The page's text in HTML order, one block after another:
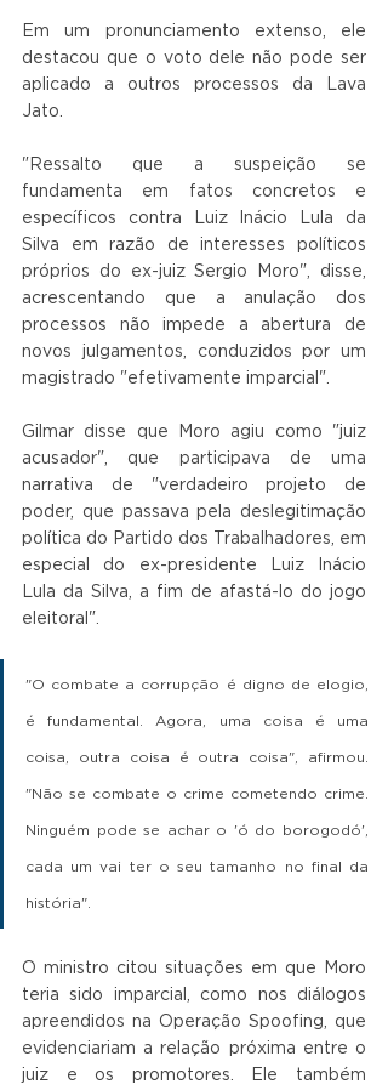
Em um pronunciamento extenso, ele
destacou que o voto dele não pode ser
aplicado a outros processos da Lava
Jato.
"Ressalto que a suspeição se
fundamenta em fatos concretos e
específicos contra Luiz Inácio Lula da
Silva em razão de interesses políticos
próprios do ex-juiz Sergio Moro", disse,
acrescentando que a anulação dos
processos não impede a abertura de
novos julgamentos, conduzidos por um
magistrado "efetivamente imparcial".
Gilmar disse que Moro agiu como "juiz
acusador", que participava de uma
narrativa de "verdadeiro projeto de
poder, que passava pela deslegitimação
política do Partido dos Trabalhadores, em
especial do ex-presidente Luiz Inácio
Lula da Silva, a fim de afastá-lo do jogo
eleitoral".
"O combate a corrupção é digno de elogio,
é fundamental. Agora, uma coisa é uma
coisa, outra coisa é outra coisa", afirmou.
"Não se combate o crime cometendo crime.
Ninguém pode se achar o 'ó do borogodó',
cada um vai ter o seu tamanho no final da
história".
O ministro citou situações em que Moro
teria sido imparcial, como nos diálogos
apreendidos na Operação Spoofing, que
evidenciariam a relação próxima entre o
juiz e os promotores. Ele também